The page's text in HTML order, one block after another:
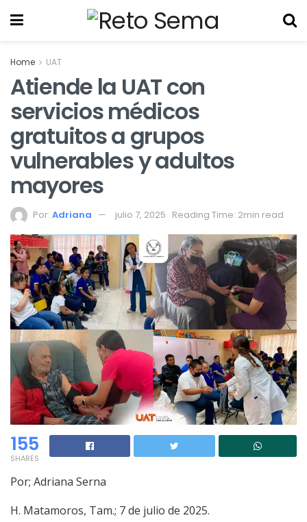
Home UAT
Atiende la UAT con
servicios médicos
gratuitos a grupos
vulnerables y adultos
mayores
Por: Adriana julio 7, 2025 Reading Time: 2min read
155
SHARES
Por; Adriana Serna
H. Matamoros, Tam.; 7 de julio de 2025.